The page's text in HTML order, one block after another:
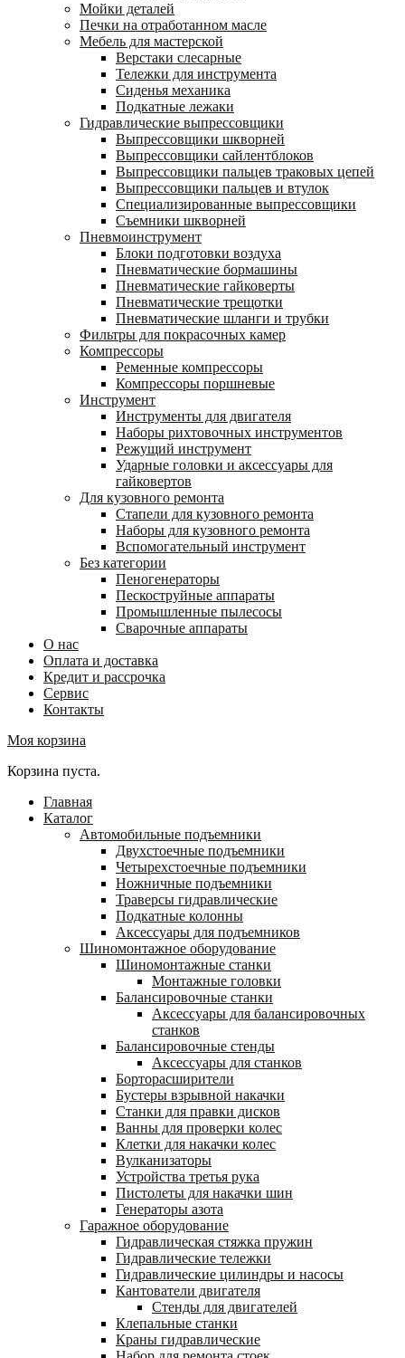
Мойки деталей
Печки на отработанном масле
Мебель для мастерской
Верстаки слесарные
Тележки для инструмента
Сиденья механика
Подкатные лежаки
Гидравлические выпрессовщики
Выпрессовщики шкворней
Выпрессовщики сайлентблоков
Выпрессовщики пальцев траковых цепей
Выпрессовщики пальцев и втулок
Специализированные выпрессовщики
Cъемники шкворней
Пневмоинструмент
Блоки подготовки воздуха
Пневматические бормашины
Пневматические гайковерты
Пневматические трещотки
Пневматические шланги и трубки
Фильтры для покрасочных камер
Компрессоры
Ременные компрессоры
Компрессоры поршневые
Инструмент
Инструменты для двигателя
Наборы рихтовочных инструментов
Режущий инструмент
Ударные головки и аксессуары для
гайковертов
Для кузовного ремонта
Стапели для кузовного ремонта
Наборы для кузовного ремонта
Вспомогательный инструмент
Без категории
Пеногенераторы
Пескоструйные аппараты
Промышленные пылесосы
Сварочные аппараты
О нас
Оплата и доставка
Кредит и рассрочка
Сервис
Контакты
Моя корзина
Корзина пуста.
Главная
Каталог
Автомобильные подъемники
Двухстоечные подъемники
Четырехстоечные подъемники
Ножничные подъемники
Траверсы гидравлические
Подкатные колонны
Аксессуары для подъемников
Шиномонтажное оборудование
Шиномонтажные станки
Монтажные головки
Балансировочные станки
Аксессуары для балансировочных
станков
Балансировочные стенды
Аксессуары для станков
Борторасширители
Бустеры взрывной накачки
Станки для правки дисков
Ванны для проверки колес
Клетки для накачки колес
Вулканизаторы
Устройства третья рука
Пистолеты для накачки шин
Генераторы азота
Гаражное оборудование
Гидравлическая стяжка пружин
Гидравлические тележки
Гидравлические цилиндры и насосы
Кантователи двигателя
Стенды для двигателей
Клепальные станки
Краны гидравлические